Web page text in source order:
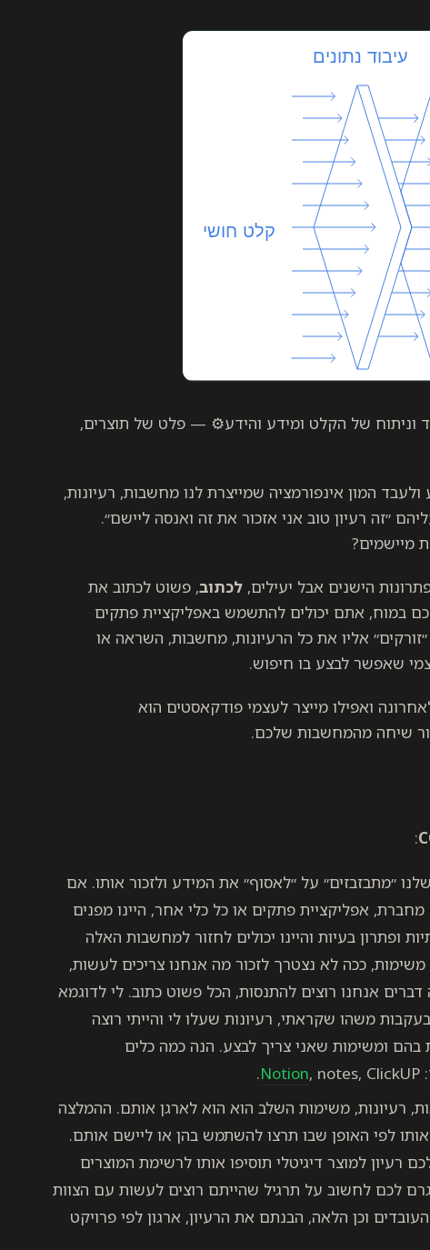
וניתוח של הקלט ומידע והידע⚙️ — פלט של תוצרים,
המון אינפורמציה שמייצרת לנו מחשבות, רעיונות,
״זה רעיון טוב אני אזכור את זה ואנסה ליישם״.
מיישמים?
הישנים אבל יעילים, לכתוב, פשוט לכתוב את
במוח, אתם יכולים להתשמש באפליקציית פתקים
אליו את כל הרעיונות, מחשבות, השראה או
שאפשר לבצע בו חיפוש.
ואפילו מייצר לעצמי פודקאסטים הוא
שיחה מהמחשבות שלכם.
:
״מתבזבזים״ על ״לאסוף״ את המידע ולזכור אותו. אם
אפליקציית פתקים או כל כלי אחר, היינו מפנים
ופתרון בעיות והיינו יכולים לחזור למחשבות האלה
ככה לא נצטרך לזכור מה אנחנו צריכים לעשות,
אנחנו רוצים להתנסות, הכל פשוט כתוב. לי לדוגמא
משהו שקראתי, רעיונות שעלו לי והייתי רוצה
בהם ומשימות שאני צריך לבצע. הנה כמה כלים
Notion, notes, ClickUP.
רעיונות, משימות השלב הוא הוא לארגן אותם. ההמלצה
לפי האופן שבו תרצו להשתמש בהן או ליישם אותם.
רעיון למוצר דיגיטלי תוסיפו אותו לרשימת המוצרים
לכם לחשוב על תרגיל שהייתם רוצים לעשות עם הצוות
וכן הלאה, הבנתם את הרעיון, ארגון לפי פרויקט